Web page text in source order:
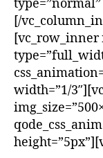
type=”normal”
[/
[vc_row_inner
width=”1/